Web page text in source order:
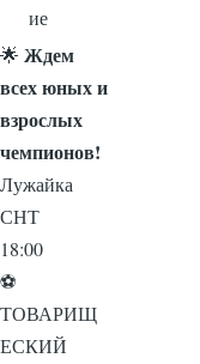
ие
🌟 Ждем
всех юных и
взрослых
чемпионов!
Лужайка
СНТ
18:00
⚽
ТОВАРИЩ
ЕСКИЙ